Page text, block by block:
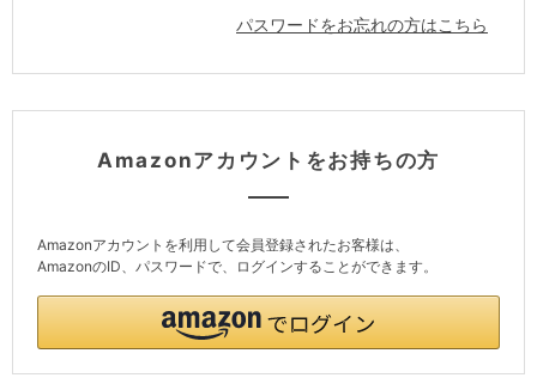
パスワードをお忘れの方はこちら
Amazonアカウントをお持ちの方
Amazonアカウントを利用して会員登録されたお客様は、
AmazonのID、パスワードで、ログインすることができます。